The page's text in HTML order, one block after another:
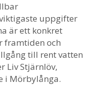
uppgifter
är ett konkret
framtiden och
till rent vatten
Liv Stjärnlöv,
i Mörbylånga.